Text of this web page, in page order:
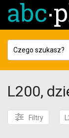
L200,
Filtry